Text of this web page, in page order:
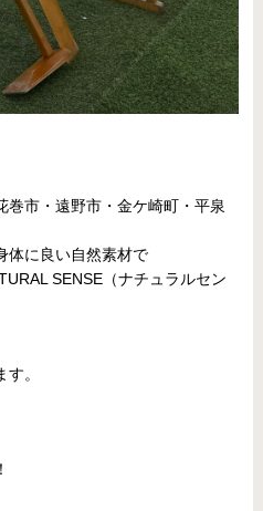
巻市・遠野市・金ケ崎町・平泉
体に良い自然素材で
SENSE（ナチュラルセン
。